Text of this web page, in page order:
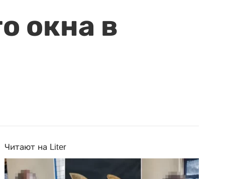
окна в
Читают на Liter